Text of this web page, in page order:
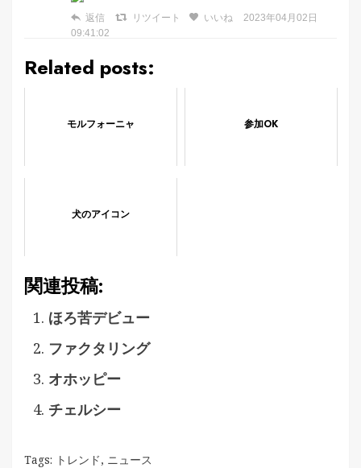
返信 リツイート いいね
2023年04月02日
09:41:02
Related posts:
モルフォーニャ 参加OK
犬のアイコン
関連投稿:
ほろ苦デビュー
ファクタリング
オホッピー
チェルシー
Tags: トレンド, ニュース